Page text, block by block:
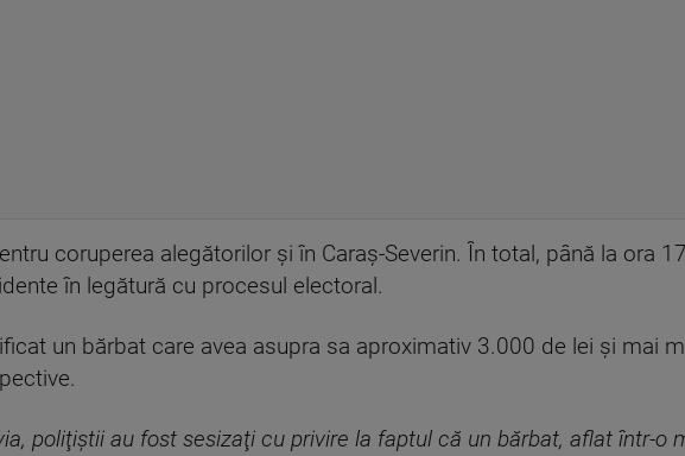
coruperea alegătorilor și în Caraş-Severin. În total, până la ora
în legătură cu procesul electoral.
un bărbat care avea asupra sa aproximativ 3.000 de lei şi mai
poliţiştii au fost sesizaţi cu privire la faptul că un bărbat, aflat într-o